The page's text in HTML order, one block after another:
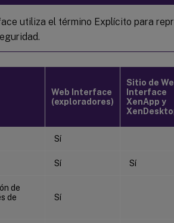
utiliza el término Explícito para
Web Interface
(exploradores)
Sitio de
Interface
XenApp y
Sí
Sí Sí
de
de
Sí